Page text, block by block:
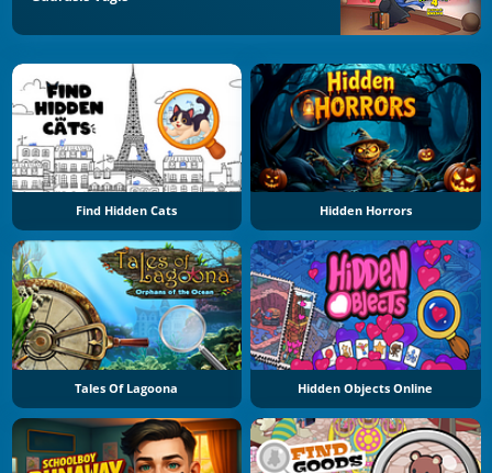
Find Hidden Cats Hidden Horrors
Tales Of Lagoona Hidden Objects Online